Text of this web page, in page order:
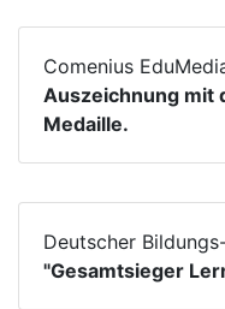
Comenius
Auszeichnung mit
Medaille.
Deutscher
"Gesamtsieger